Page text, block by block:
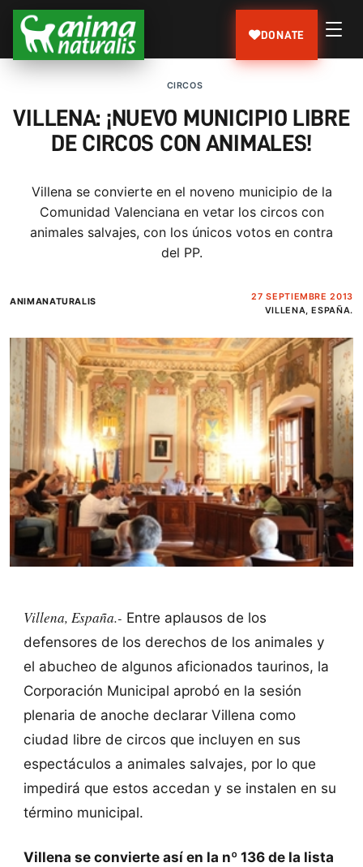
DONATE
CIRCOS
VILLENA: ¡NUEVO MUNICIPIO LIBRE
DE CIRCOS CON ANIMALES!
Villena se convierte en el noveno municipio de la
Comunidad Valenciana en vetar los circos con
animales salvajes, con los únicos votos en contra
del PP.
ANIMANATURALIS
27 SEPTIEMBRE 2013
VILLENA, ESPAÑA.
Villena, España.- Entre aplausos de los
defensores de los derechos de los animales y
el abucheo de algunos aficionados taurinos, la
Corporación Municipal aprobó en la sesión
plenaria de anoche declarar Villena como
ciudad libre de circos que incluyen en sus
espectáculos a animales salvajes, por lo que
impedirá que estos accedan y se instalen en su
término municipal.
Villena se convierte así en la nº 136 de la lista